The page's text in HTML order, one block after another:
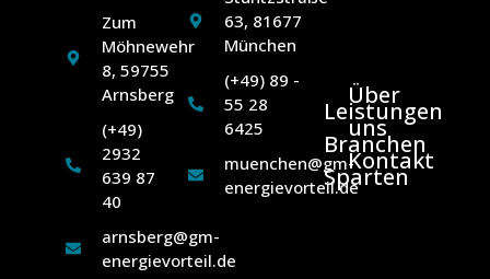
Zum
Möhnewehr
8, 59755
Arnsberg
(+49)
2932
639 87
40
arnsberg@gm-
energievorteil.de
63, 81677
München
(+49) 89 -
55 28
6425
muenchen@gm-
energievorteil.de
Leistungen
Branchen
Sparten
Über
uns
Kontakt